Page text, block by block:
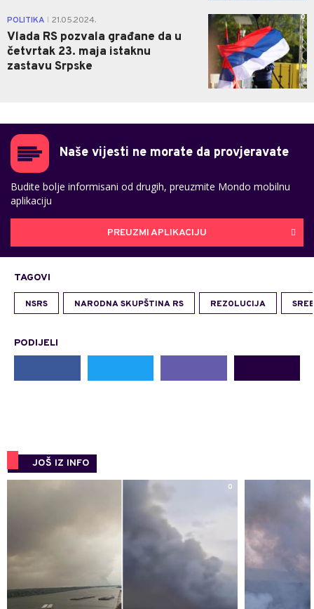
POLITIKA 21.05.2024.
Vlada RS pozvala građane da u
četvrtak 23. maja istaknu
zastavu Srpske
0
Naše vijesti ne morate da provjeravate
Budite bolje informisani od drugih, preuzmite Mondo mobilnu
aplikaciju
PREUZMI APLIKACIJU
TAGOVI
NSRS NARODNA SKUPŠTINA RS REZOLUCIJA
PODIJELI
JOŠ IZ INFO
0